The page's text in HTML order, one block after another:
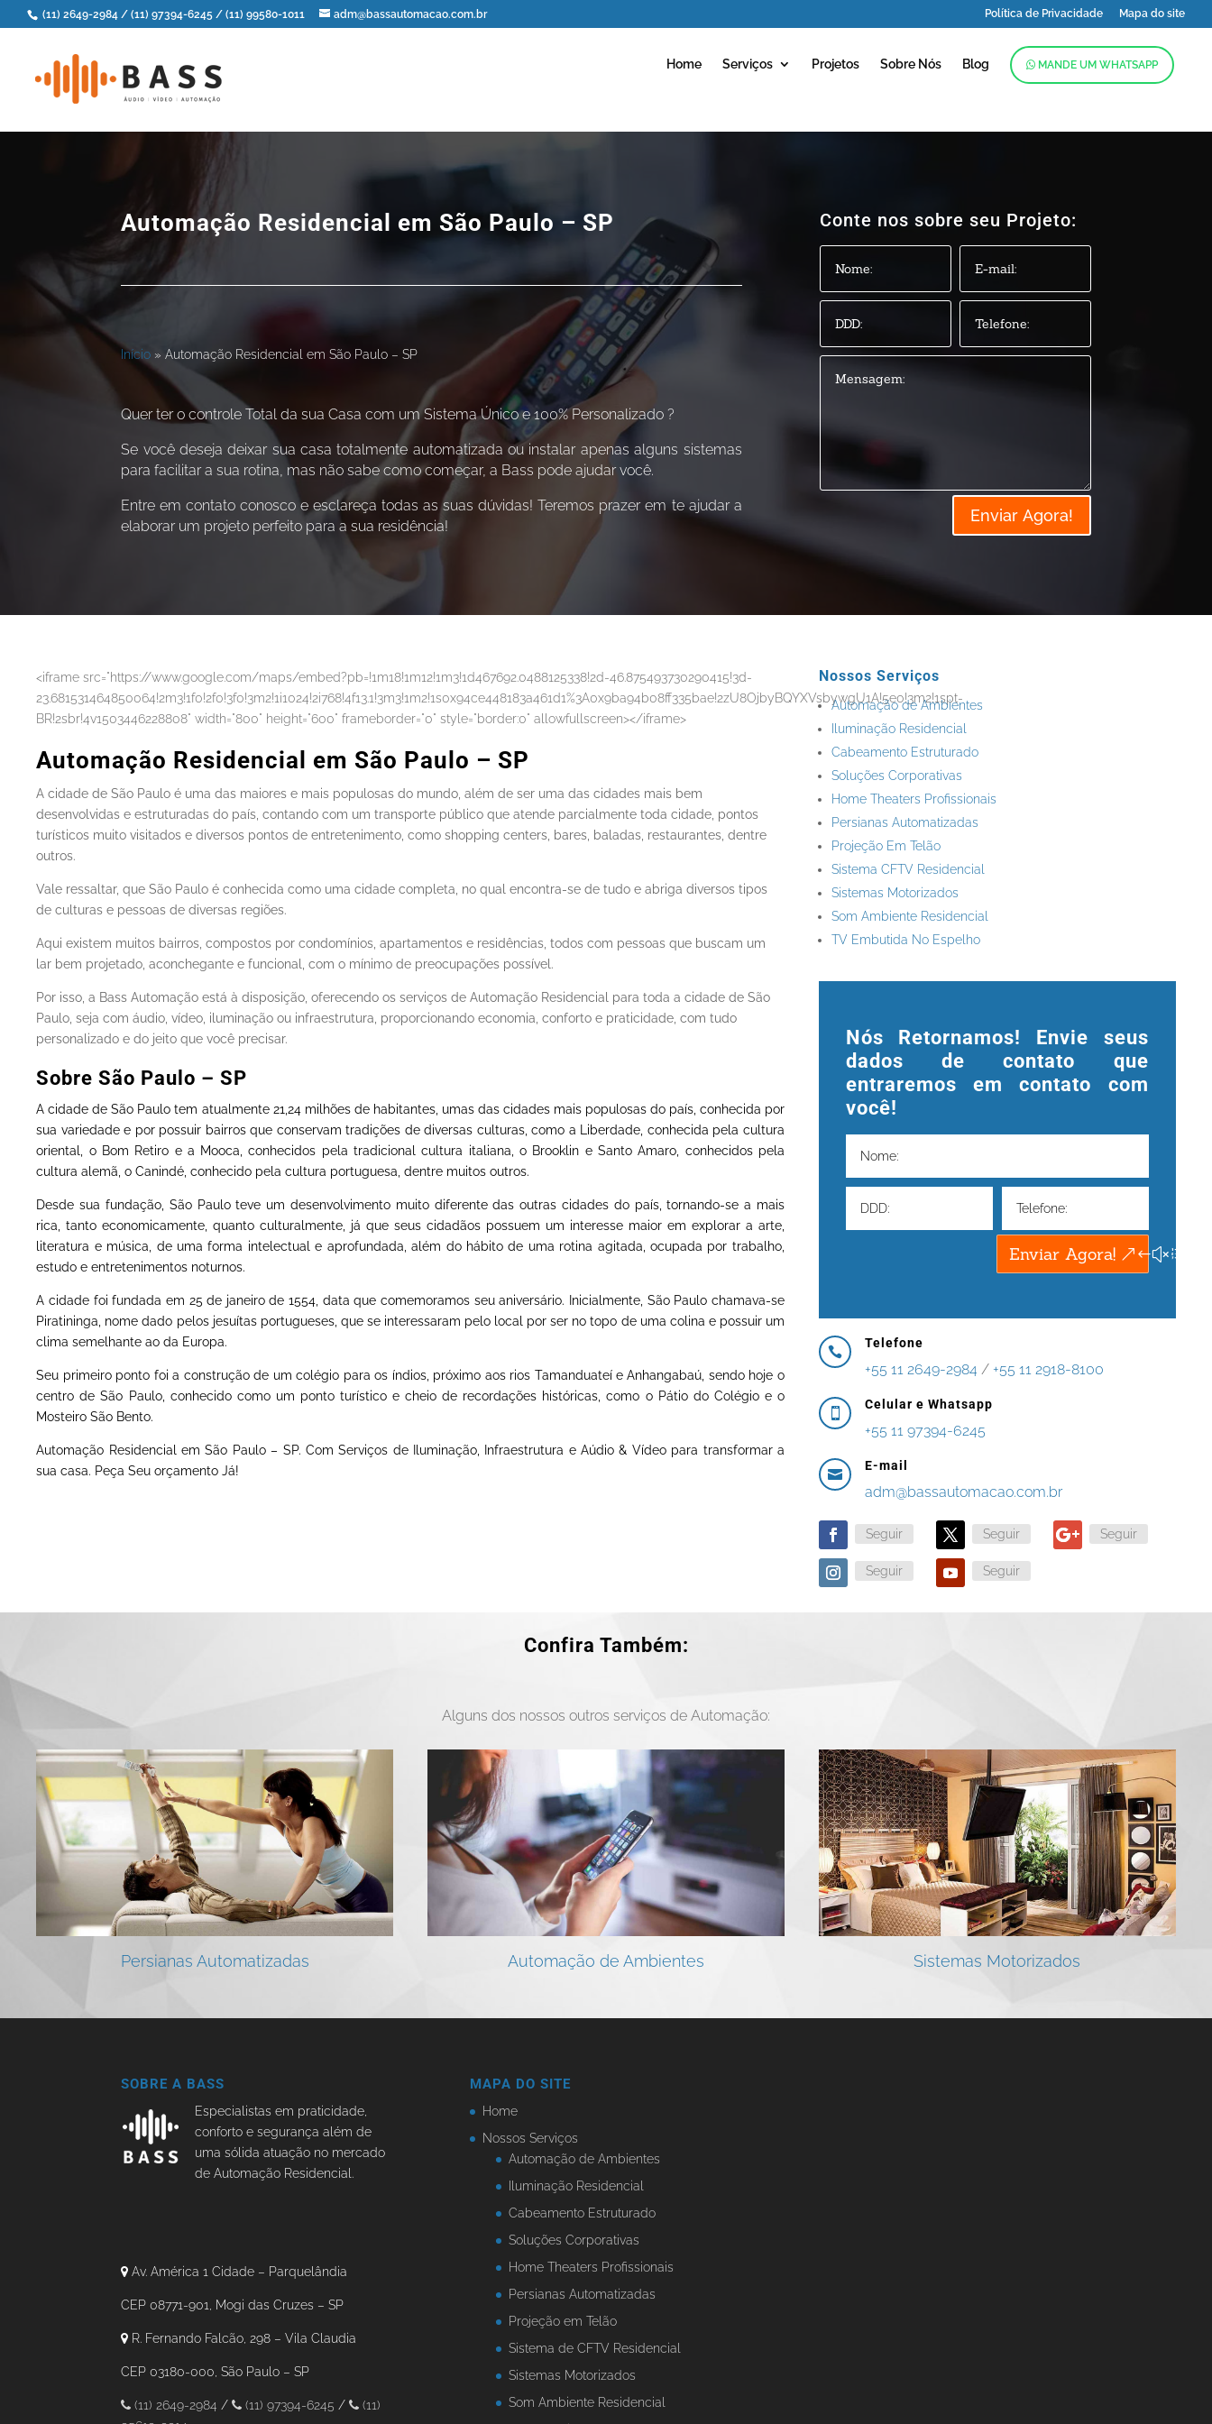
(11) 2649-2984 / (11) 97394-6245 / (11) 99580-1011 adm@bassautomacao.com.br Política de Privacidade Mapa do site
Home Serviços Projetos Sobre Nós Blog MANDE UM WHATSAPP
Automação Residencial em São Paulo – SP
Início »Automação Residencial em São Paulo – SP
Quer ter o controle Total da sua Casa com um Sistema Único e 100% Personalizado ?
Se você deseja deixar sua casa totalmente automatizada ou instalar apenas alguns sistemas
para facilitar a sua rotina, mas não sabe como começar, a Bass pode ajudar você.
Entre em contato conosco e esclareça todas as suas dúvidas! Teremos prazer em te ajudar a
elaborar um projeto perfeito para a sua residência!
Conte nos sobre seu Projeto:
Enviar Agora!
<iframe src="https://www.google.com/maps/embed?pb=!1m18!1m12!1m3!1d467692.0488125338!2d-46.875493730290415!3d-
23.681531464850064!2m3!1f0!2f0!3f0!3m2!1i1024!2i768!4f13.1!3m3!1m2!1s0x94ce448183a461d1%3A0x9ba94b08ff335bae!2zU8OjbyBQYXVsbywgU1A!5e0!3m2!1spt-
BR!2sbr!4v1503446228808" width="800" height="600" frameborder="0" style="border:0" allowfullscreen></iframe>
Automação Residencial em São Paulo – SP
A cidade de São Paulo é uma das maiores e mais populosas do mundo, além de ser uma das cidades mais bem
desenvolvidas e estruturadas do país, contando com um transporte público que atende parcialmente toda cidade, pontos
turísticos muito visitados e diversos pontos de entretenimento, como shopping centers, bares, baladas, restaurantes, dentre
outros.
Vale ressaltar, que São Paulo é conhecida como uma cidade completa, no qual encontra-se de tudo e abriga diversos tipos
de culturas e pessoas de diversas regiões.
Aqui existem muitos bairros, compostos por condomínios, apartamentos e residências, todos com pessoas que buscam um
lar bem projetado, aconchegante e funcional, com o mínimo de preocupações possível.
Por isso, a Bass Automação está à disposição, oferecendo os serviços de Automação Residencial para toda a cidade de São
Paulo, seja com áudio, vídeo, iluminação ou infraestrutura, proporcionando economia, conforto e praticidade, com tudo
personalizado e do jeito que você precisar.
Sobre São Paulo – SP
A cidade de São Paulo tem atualmente 21,24 milhões de habitantes, umas das cidades mais populosas do país, conhecida por
sua variedade e por possuir bairros que conservam tradições de diversas culturas, como a Liberdade, conhecida pela cultura
oriental, o Bom Retiro e a Mooca, conhecidos pela tradicional cultura italiana, o Brooklin e Santo Amaro, conhecidos pela
cultura alemã, o Canindé, conhecido pela cultura portuguesa, dentre muitos outros.
Desde sua fundação, São Paulo teve um desenvolvimento muito diferente das outras cidades do país, tornando-se a mais
rica, tanto economicamente, quanto culturalmente, já que seus cidadãos possuem um interesse maior em explorar a arte,
literatura e música, de uma forma intelectual e aprofundada, além do hábito de uma rotina agitada, ocupada por trabalho,
estudo e entretenimentos noturnos.
A cidade foi fundada em 25 de janeiro de 1554, data que comemoramos seu aniversário. Inicialmente, São Paulo chamava-se
Piratininga, nome dado pelos jesuítas portugueses, que se interessaram pelo local por ser no topo de uma colina e possuir um
clima semelhante ao da Europa.
Seu primeiro ponto foi a construção de um colégio para os índios, próximo aos rios Tamanduateí e Anhangabaú, sendo hoje o
centro de São Paulo, conhecido como um ponto turístico e cheio de recordações históricas, como o Pátio do Colégio e o
Mosteiro São Bento.
Automação Residencial em São Paulo – SP. Com Serviços de Iluminação, Infraestrutura e Aúdio & Vídeo para transformar a
sua casa. Peça Seu orçamento Já!
Nossos Serviços
Automação de Ambientes
Iluminação Residencial
Cabeamento Estruturado
Soluções Corporativas
Home Theaters Profissionais
Persianas Automatizadas
Projeção Em Telão
Sistema CFTV Residencial
Sistemas Motorizados
Som Ambiente Residencial
TV Embutida No Espelho
Nós Retornamos! Envie seus
dados de contato que
entraremos em contato com
você!
Enviar Agora!

Telefone
+55 11 2649-2984 / +55 11 2918-8100

Celular e Whatsapp
+55 11 97394-6245

E-mail
adm@bassautomacao.com.br
Seguir Seguir Seguir
Seguir Seguir
Confira Também:
Alguns dos nossos outros serviços de Automação:
Persianas Automatizadas Automação de Ambientes Sistemas Motorizados
SOBRE A BASS
Especialistas em praticidade,
conforto e segurança além de
uma sólida atuação no mercado
de Automação Residencial.
Av. América 1 Cidade – Parquelândia
CEP 08771-901, Mogi das Cruzes – SP
R. Fernando Falcão, 298 – Vila Claudia
CEP 03180-000, São Paulo – SP
(11) 2649-2984 / (11) 97394-6245 /
(11)
MAPA DO SITE
Home
Nossos Serviços
Automação de Ambientes
Iluminação Residencial
Cabeamento Estruturado
Soluções Corporativas
Home Theaters Profissionais
Persianas Automatizadas
Projeção em Telão
Sistema de CFTV Residencial
Sistemas Motorizados
Som Ambiente Residencial